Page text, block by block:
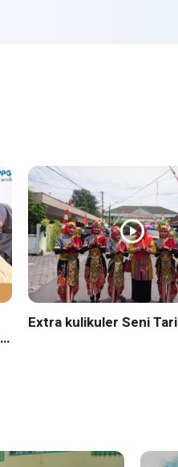
Extra kulikuler Seni Tari